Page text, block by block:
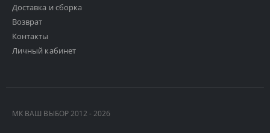
Доставка и сборка
Возврат
Контакты
Личный кабинет
МК ВАШ ВЫБОР 2012 - 2026